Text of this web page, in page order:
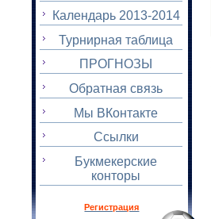
Календарь 2013-2014
Турнирная таблица
ПРОГНОЗЫ
Обратная связь
Мы ВКонтакте
Ссылки
Букмекерские
конторы
Регистрация